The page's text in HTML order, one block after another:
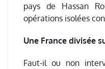
pays de Hassan
opérations isolées
Une France divisée
Faut-il ou non